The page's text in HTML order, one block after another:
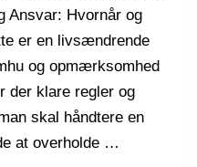
Ansvar: Hvornår og
er en livsændrende
og opmærksomhed
der klare regler og
skal håndtere en
at overholde …